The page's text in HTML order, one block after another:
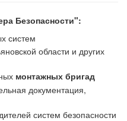
Безопасности":
систем
области и других
монтажных бригад
документация,
систем безопасности